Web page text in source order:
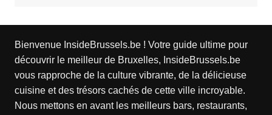
Bienvenue InsideBrussels.be ! Votre guide ultime pour
découvrir le meilleur de Bruxelles, InsideBrussels.be
vous rapproche de la culture vibrante, de la délicieuse
cuisine et des trésors cachés de cette ville incroyable.
Nous mettons en avant les meilleurs bars, restaurants,